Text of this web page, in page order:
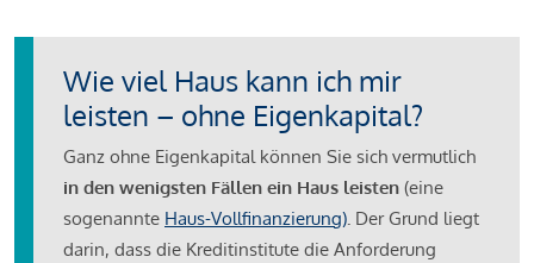
Wie viel Haus kann ich mir
leisten – ohne Eigenkapital?
Ganz ohne Eigenkapital können Sie sich vermutlich
in den wenigsten Fällen ein Haus leisten (eine
sogenannte Haus-Vollfinanzierung). Der Grund liegt
darin, dass die Kreditinstitute die Anforderung